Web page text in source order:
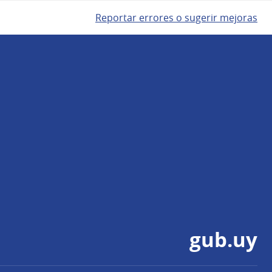
Reportar errores o sugerir mejoras
gub.uy